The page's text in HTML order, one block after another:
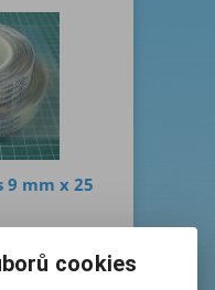
9 mm x 25
cookies